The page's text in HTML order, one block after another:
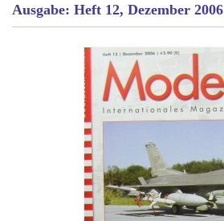
Ausgabe: Heft 12, Dezember 2006